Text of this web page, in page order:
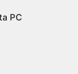
PC